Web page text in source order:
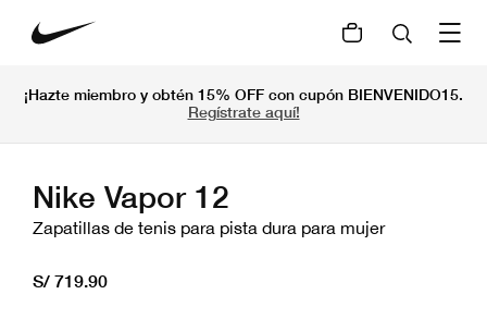
¡Hazte miembro y obtén 15% OFF con cupón BIENVENIDO15.
Regístrate aquí!
Nike Vapor 12
Zapatillas de tenis para pista dura para mujer
S/ 719.90